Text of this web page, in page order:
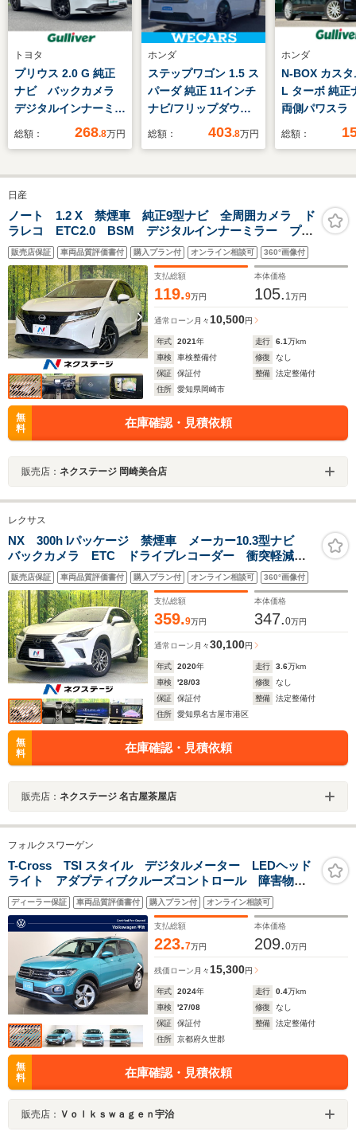
トヨタ
プリウス 2.0 G 純正
ナビ バックカメラ
デジタルインナーミラ
ー ETC2.0 レーダ
トモニター clazzio
シートカバー 電子パ
ーキングブレーキ ブ
レーキホールド
RAYSアルミホイール
総額： 268.8万円
ホンダ
ステップワゴン 1.5 ス
パーダ 純正 11インチ
ナビ/フリップダウン
モニター 純正 15.6イ
ドア/シートヒーター
援システム/電動バッ
クドア/登録済未使用
車
総額： 403.8万円
ホンダ
N-BOX カス
L ターボ 純
両側パワス
メ BT フ
ールド 電動
アマット パ
ト ドラレ
オートライ
ッド
総額：
日産
ノート 1.2 X 禁煙車 純正9型ナビ 全周囲カメラ ド
ラレコ ETC2.0 BSM デジタルインナーミラー プロ
パイロット Bluetooth再生 純正16インチアルミ エマ
ージェンシーブレーキ コーナーセンサー
販売店保証 車両品質評価書付 購入プラン付 オンライン相談可 360°画像付
支払総額
119.9万円
本体価格
105. 1万円
通常ローン 月々 10,500円
年式 2021年 走行 6.1万km
車検
車検整備付 修復
なし
保証
保証付 整備
法定整備付
住所
愛知県岡崎市
無
料
在庫確認・見積依頼
販売店： ネクステージ 岡崎美合店
レクサス
NX 300h Iパッケージ 禁煙車 メーカー10.3型ナビ
バックカメラ ETC ドライブレコーダー 衝突軽減
レーダークルーズコントロール LEDヘッドライト シ
ートヒーター パワーバックドア
販売店保証 車両品質評価書付 購入プラン付 オンライン相談可 360°画像付
支払総額
359.9万円
本体価格
347.0万円
通常ローン 月々30,100円
年式 2020年 走行 3.6万km
車検
'28/03 修復
なし
保証
保証付 整備
法定整備付
住所
愛知県名古屋市港区
無
料
在庫確認・見積依頼
販売店： ネクステージ 名古屋茶屋店
フォルクスワーゲン
T-Cross TSI スタイル デジタルメーター LEDヘッド
ライト アダプティブクルーズコントロール 障害物セ
ンサー 後方死角検知機能付 オートライト 純正アル
ミホイール Discover Proパッケージ
ディーラー保証 車両品質評価書付 購入プラン付 オンライン相談可
支払総額
223.7万円
本体価格
209.0万円
残価ローン 月々 15,300円
年式 2024年 走行 0.4万km
車検
'27/08 修復
なし
保証
保証付 整備
法定整備付
住所
京都府久世郡
無
料
在庫確認・見積依頼
販売店： Ｖｏｌｋｓｗａｇｅｎ宇治